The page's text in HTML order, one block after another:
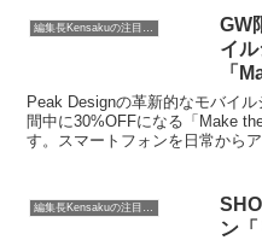
GW
イル
「
ンで
ま
Peak Designの革新的なモバイ
間中に30%OFFになる「Make
す。スマートフォンを日常から
編集長Kensakuの注目ネタ
ン